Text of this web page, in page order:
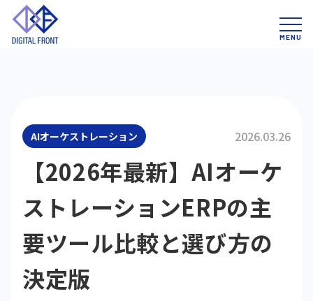
AIオーケストレーション 2026.03.26
【2026年最新】AIオーケ
ストレーションERPの主
要ツール比較と選び方の
決定版